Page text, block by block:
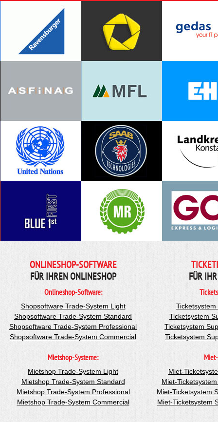
ONLINESHOP-SOFTWARE
FÜR IHREN ONLINESHOP
Onlineshop-Software:
Shopsoftware Trade-System Light
Shopsoftware Trade-System Standard
Shopsoftware Trade-System Professional
Shopsoftware Trade-System Commercial
Mietshop-Systeme:
Mietshop Trade-System Light
Mietshop Trade-System Standard
Mietshop Trade-System Professional
Mietshop Trade-System Commercial
FÜR
Ticketsystem
Ticketsystem
Ticketsystem
Miet-
Miet-
Miet-Ticketsystem
Miet-Ticketsystem